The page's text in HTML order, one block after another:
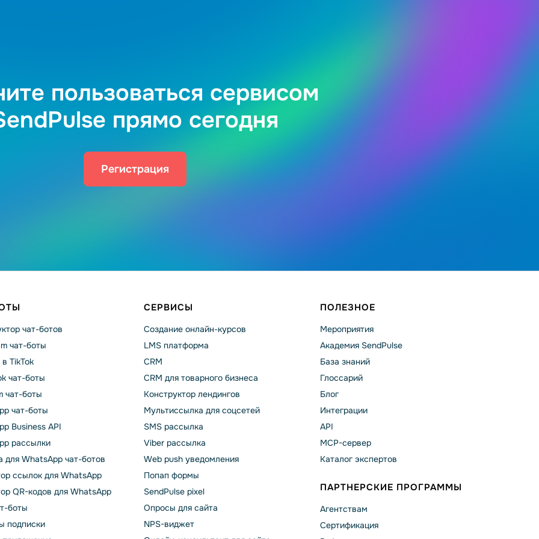
пользоваться сервисом
прямо сегодня
Регистрация
чат-ботов
чат-боты
TikTok
чат-боты
чат-боты
чат-боты
Business API
рассылки
для WhatsApp чат-ботов
ссылок для WhatsApp
QR-кодов для WhatsApp
боты
подписки
СЕРВИСЫ
Создание онлайн-курсов
LMS платформа
CRM
CRM для товарного бизнеса
Конструктор лендингов
Мультиссылка для соцсетей
SMS рассылка
Viber рассылка
Web push уведомления
Попап формы
SendPulse pixel
Опросы для сайта
NPS-виджет
ПОЛЕЗНОЕ
Мероприятия
Академия SendPulse
База знаний
Глоссарий
Блог
Интеграции
API
MCP-сервер
Каталог экспертов
ПАРТНЕРСКИЕ ПРОГРАММЫ
Агентствам
Сертификация